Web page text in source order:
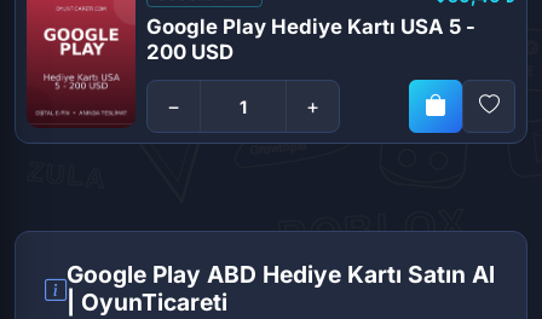
Google Play Hediye Kartı USA 5 -
200 USD
− +
Google Play ABD Hediye Kartı Satın Al
| OyunTicareti